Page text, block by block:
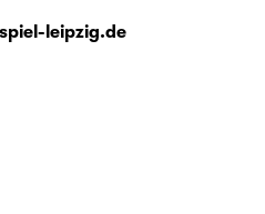
leipzig.de